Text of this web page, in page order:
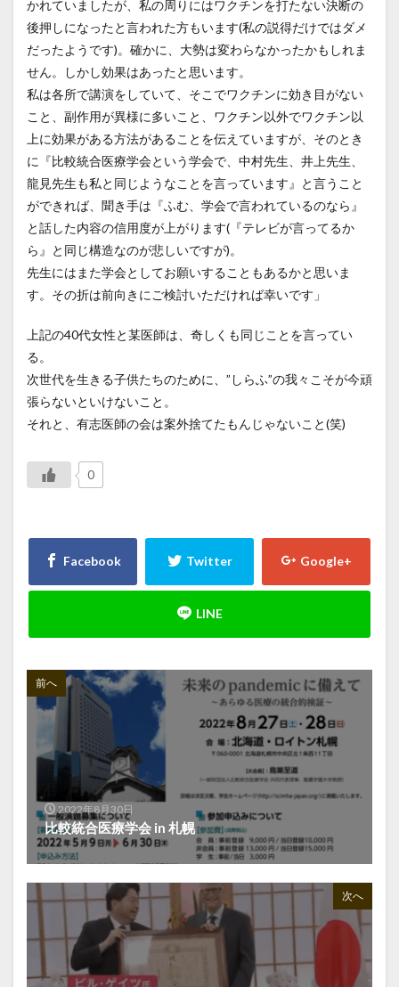
かれていましたが、私の周りにはワクチンを打たない決断の
後押しになったと言われた方もいます(私の説得だけではダメ
だったようです)。確かに、大勢は変わらなかったかもしれま
せん。しかし効果はあったと思います。
私は各所で講演をしていて、そこでワクチンに効き目がない
こと、副作用が異様に多いこと、ワクチン以外でワクチン以
上に効果がある方法があることを伝えていますが、そのとき
に『比較統合医療学会という学会で、中村先生、井上先生、
龍見先生も私と同じようなことを言っています』と言うこと
ができれば、聞き手は『ふむ、学会で言われているのなら』
と話した内容の信用度が上がります(『テレビが言ってるか
ら』と同じ構造なのが悲しいですが)。
先生にはまた学会としてお願いすることもあるかと思いま
す。その折は前向きにご検討いただければ幸いです」
上記の40代女性と某医師は、奇しくも同じことを言ってい
る。
次世代を生きる子供たちのために、”しらふ”の我々こそが今頑
張らないといけないこと。
それと、有志医師の会は案外捨てたもんじゃないこと(笑)
0
前へ
2022年8月30日
比較統合医療学会 in 札幌
次へ